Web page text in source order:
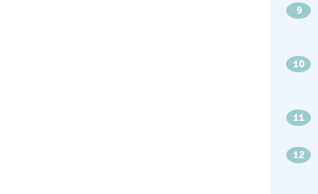
9
10
11
12